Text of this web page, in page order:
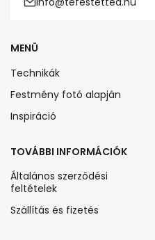
MENÜ
Technikák
Festmény fotó alapján
Inspiráció
TOVÁBBI INFORMÁCIÓK
Általános szerződési
feltételek
Szállítás és fizetés